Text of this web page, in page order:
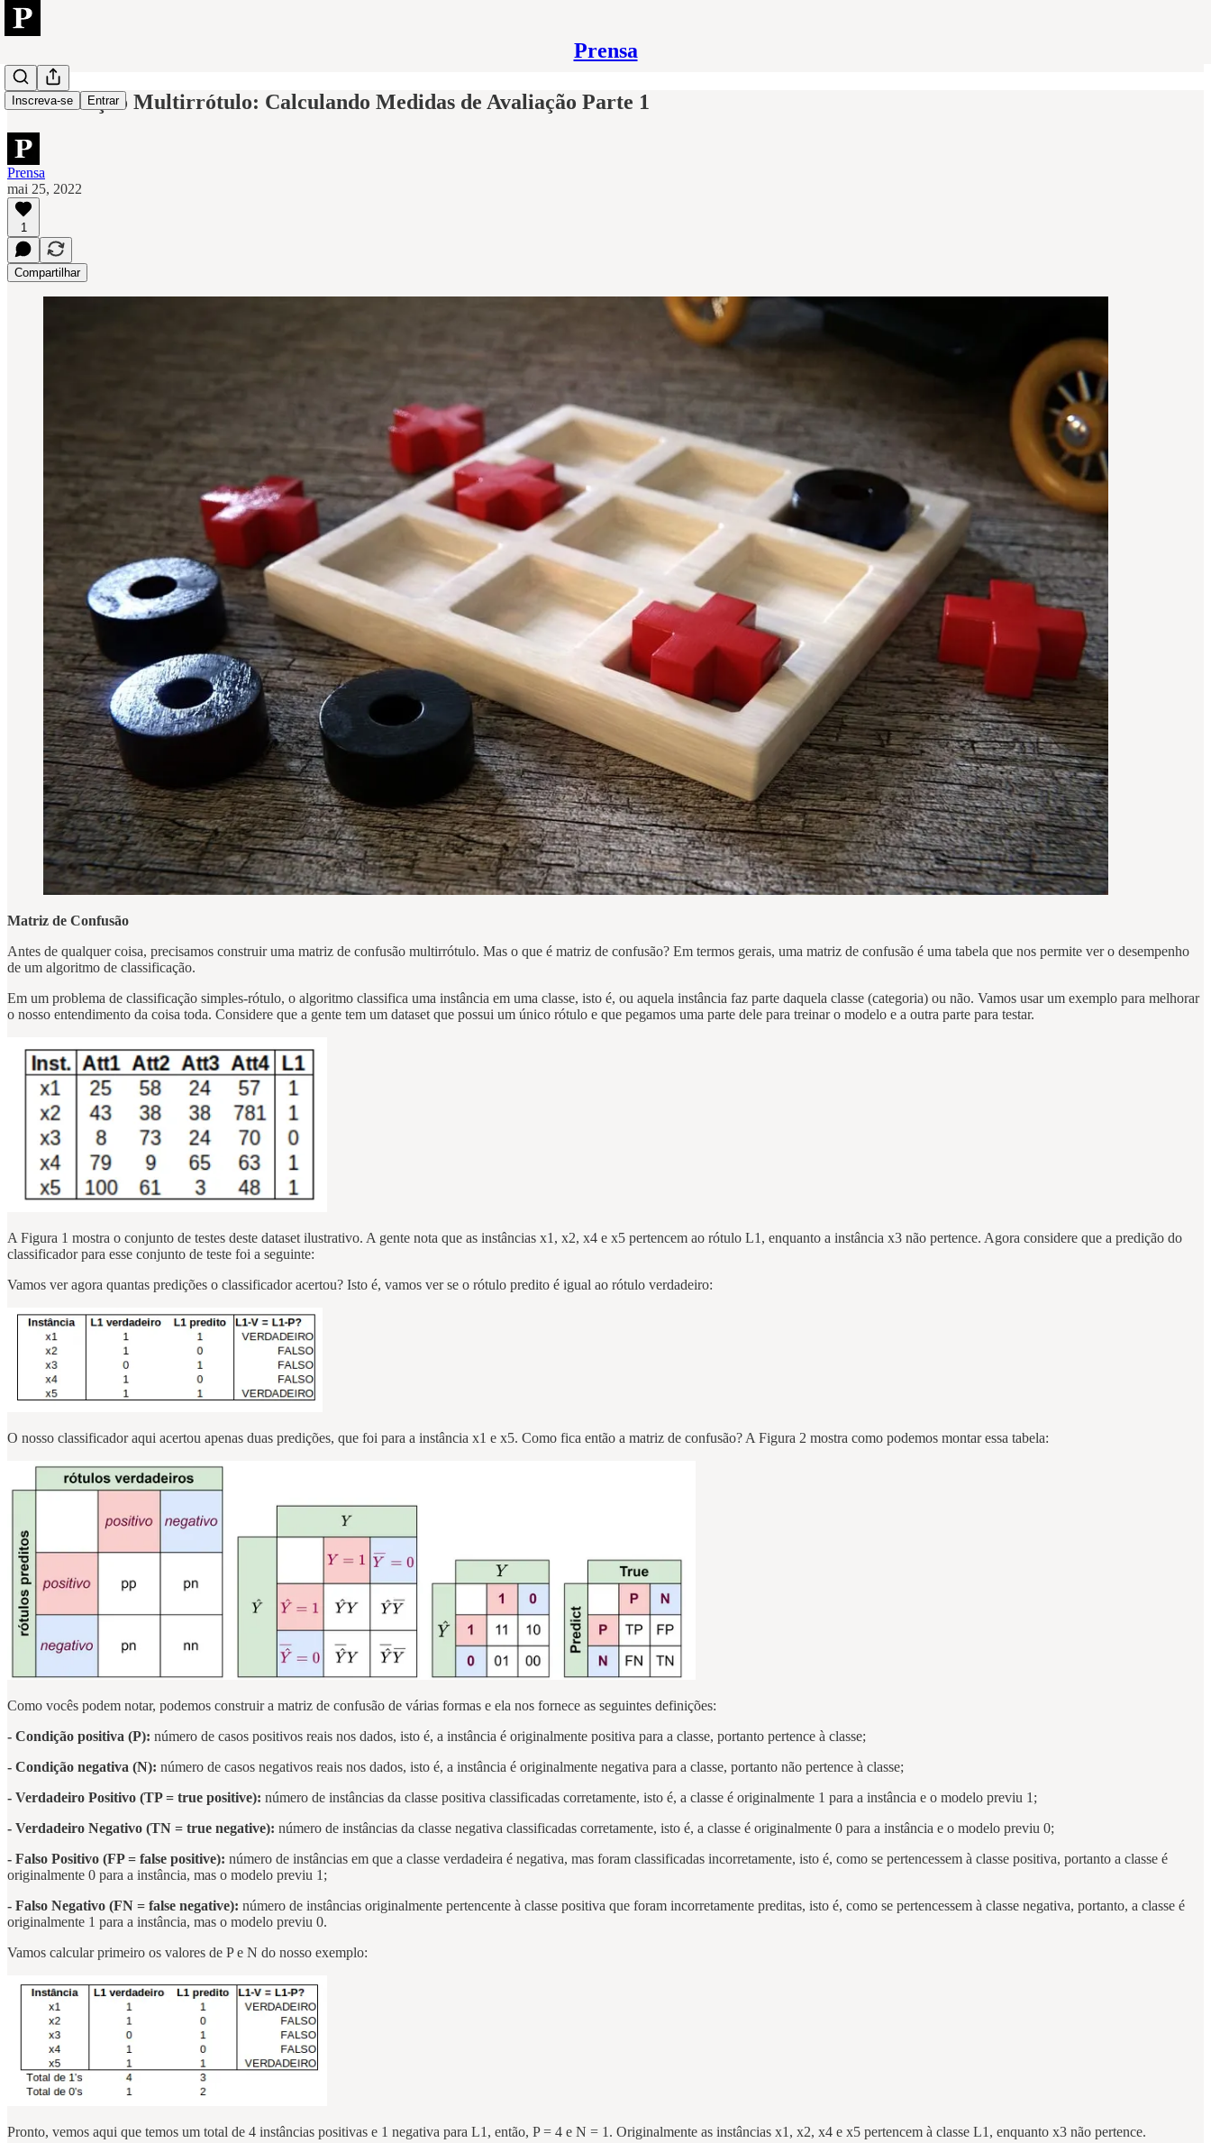
Prensa
Inscreva-se Entrar
Classificação Multirrótulo: Calculando Medidas de Avaliação Parte 1
Prensa
mai 25, 2022
1
Compartilhar
Matriz de Confusão
Antes de qualquer coisa, precisamos construir uma matriz de confusão multirrótulo. Mas o que é matriz de confusão? Em termos gerais, uma matriz de confusão é uma tabela que nos permite ver o desempenho
de um algoritmo de classificação.
Em um problema de classificação simples-rótulo, o algoritmo classifica uma instância em uma classe, isto é, ou aquela instância faz parte daquela classe (categoria) ou não. Vamos usar um exemplo para melhorar
o nosso entendimento da coisa toda. Considere que a gente tem um dataset que possui um único rótulo e que pegamos uma parte dele para treinar o modelo e a outra parte para testar.
A Figura 1 mostra o conjunto de testes deste dataset ilustrativo. A gente nota que as instâncias x1, x2, x4 e x5 pertencem ao rótulo L1, enquanto a instância x3 não pertence. Agora considere que a predição do
classificador para esse conjunto de teste foi a seguinte:
Vamos ver agora quantas predições o classificador acertou? Isto é, vamos ver se o rótulo predito é igual ao rótulo verdadeiro:
O nosso classificador aqui acertou apenas duas predições, que foi para a instância x1 e x5. Como fica então a matriz de confusão? A Figura 2 mostra como podemos montar essa tabela:
Como vocês podem notar, podemos construir a matriz de confusão de várias formas e ela nos fornece as seguintes definições:
- Condição positiva (P): número de casos positivos reais nos dados, isto é, a instância é originalmente positiva para a classe, portanto pertence à classe;
- Condição negativa (N): número de casos negativos reais nos dados, isto é, a instância é originalmente negativa para a classe, portanto não pertence à classe;
- Verdadeiro Positivo (TP = true positive): número de instâncias da classe positiva classificadas corretamente, isto é, a classe é originalmente 1 para a instância e o modelo previu 1;
- Verdadeiro Negativo (TN = true negative): número de instâncias da classe negativa classificadas corretamente, isto é, a classe é originalmente 0 para a instância e o modelo previu 0;
- Falso Positivo (FP = false positive): número de instâncias em que a classe verdadeira é negativa, mas foram classificadas incorretamente, isto é, como se pertencessem à classe positiva, portanto a classe é
originalmente 0 para a instância, mas o modelo previu 1;
- Falso Negativo (FN = false negative): número de instâncias originalmente pertencente à classe positiva que foram incorretamente preditas, isto é, como se pertencessem à classe negativa, portanto, a classe é
originalmente 1 para a instância, mas o modelo previu 0.
Vamos calcular primeiro os valores de P e N do nosso exemplo:
Pronto, vemos aqui que temos um total de 4 instâncias positivas e 1 negativa para L1, então, P = 4 e N = 1. Originalmente as instâncias x1, x2, x4 e x5 pertencem à classe L1, enquanto x3 não pertence.